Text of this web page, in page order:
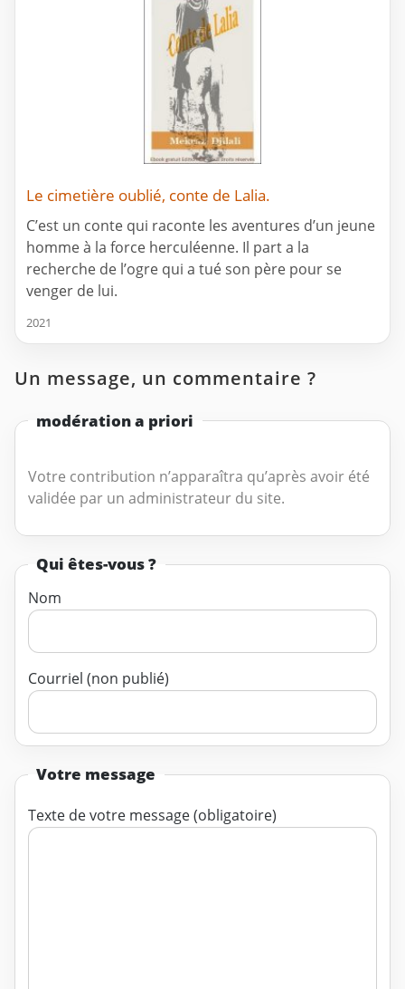
Le cimetière oublié, conte de Lalia.
C’est un conte qui raconte les aventures d’un jeune
homme à la force herculéenne. Il part a la
recherche de l’ogre qui a tué son père pour se
venger de lui.
2021
Un message, un commentaire ?
modération a priori
Votre contribution n’apparaîtra qu’après avoir été
validée par un administrateur du site.
Qui êtes-vous ?
Nom
Courriel (non publié)
Votre message
Texte de votre message (obligatoire)